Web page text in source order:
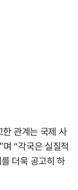
관계는 국제 사
“각국은 실질적
더욱 공고히 하